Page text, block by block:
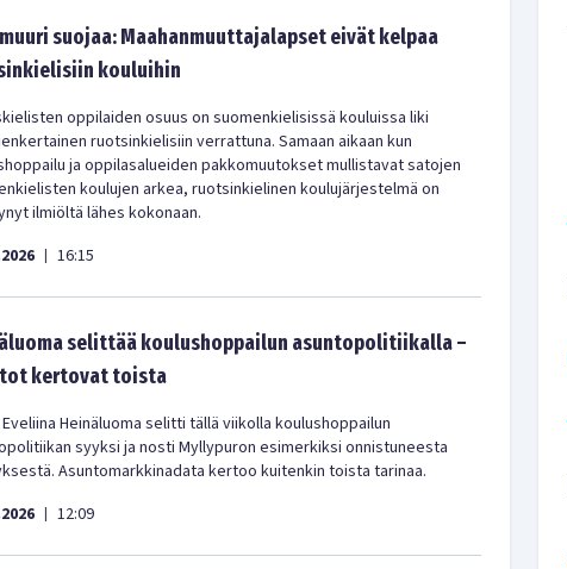
suojaa: Maahanmuuttajalapset eivät kelpaa
kouluihin
oppilaiden osuus on suomenkielisissä kouluissa liki
ruotsinkielisiin verrattuna. Samaan aikaan kun
ja oppilasalueiden pakkomuutokset mullistavat satojen
koulujen arkea, ruotsinkielinen koulujärjestelmä on
ilmiöltä lähes kokonaan.
| 16:15
selittää koulushoppailun asuntopolitiikalla –
kertovat toista
Eveliina Heinäluoma selitti tällä viikolla koulushoppailun
syyksi ja nosti Myllypuron esimerkiksi onnistuneesta
Asuntomarkkinadata kertoo kuitenkin toista tarinaa.
| 12:09